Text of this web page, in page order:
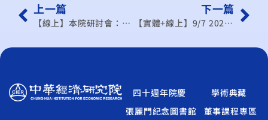
上一篇
【線上】本院研討會：第三所學術研討會
下一篇
【實體+線上】9/7 2022臺日氣象產業網路研討會
四十週年院慶
學術典藏
張麗門紀念圖書館
董事課程專區